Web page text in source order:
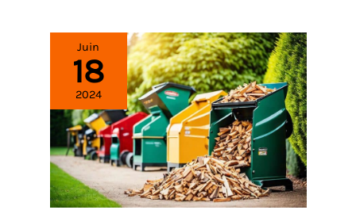
Juin
18
2024